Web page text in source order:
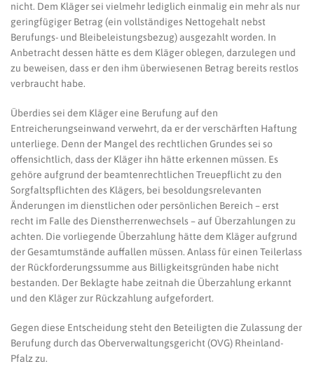
nicht. Dem Kläger sei vielmehr lediglich einmalig ein mehr als nur
geringfügiger Betrag (ein vollständiges Nettogehalt nebst
Berufungs- und Bleibeleistungsbezug) ausgezahlt worden. In
Anbetracht dessen hätte es dem Kläger oblegen, darzulegen und
zu beweisen, dass er den ihm überwiesenen Betrag bereits restlos
verbraucht habe.
Überdies sei dem Kläger eine Berufung auf den
Entreicherungseinwand verwehrt, da er der verschärften Haftung
unterliege. Denn der Mangel des rechtlichen Grundes sei so
offensichtlich, dass der Kläger ihn hätte erkennen müssen. Es
gehöre aufgrund der beamtenrechtlichen Treuepflicht zu den
Sorgfaltspflichten des Klägers, bei besoldungsrelevanten
Änderungen im dienstlichen oder persönlichen Bereich – erst
recht im Falle des Dienstherrenwechsels – auf Überzahlungen zu
achten. Die vorliegende Überzahlung hätte dem Kläger aufgrund
der Gesamtumstände auffallen müssen. Anlass für einen Teilerlass
der Rückforderungssumme aus Billigkeitsgründen habe nicht
bestanden. Der Beklagte habe zeitnah die Überzahlung erkannt
und den Kläger zur Rückzahlung aufgefordert.
Gegen diese Entscheidung steht den Beteiligten die Zulassung der
Berufung durch das Oberverwaltungsgericht (OVG) Rheinland-
Pfalz zu.